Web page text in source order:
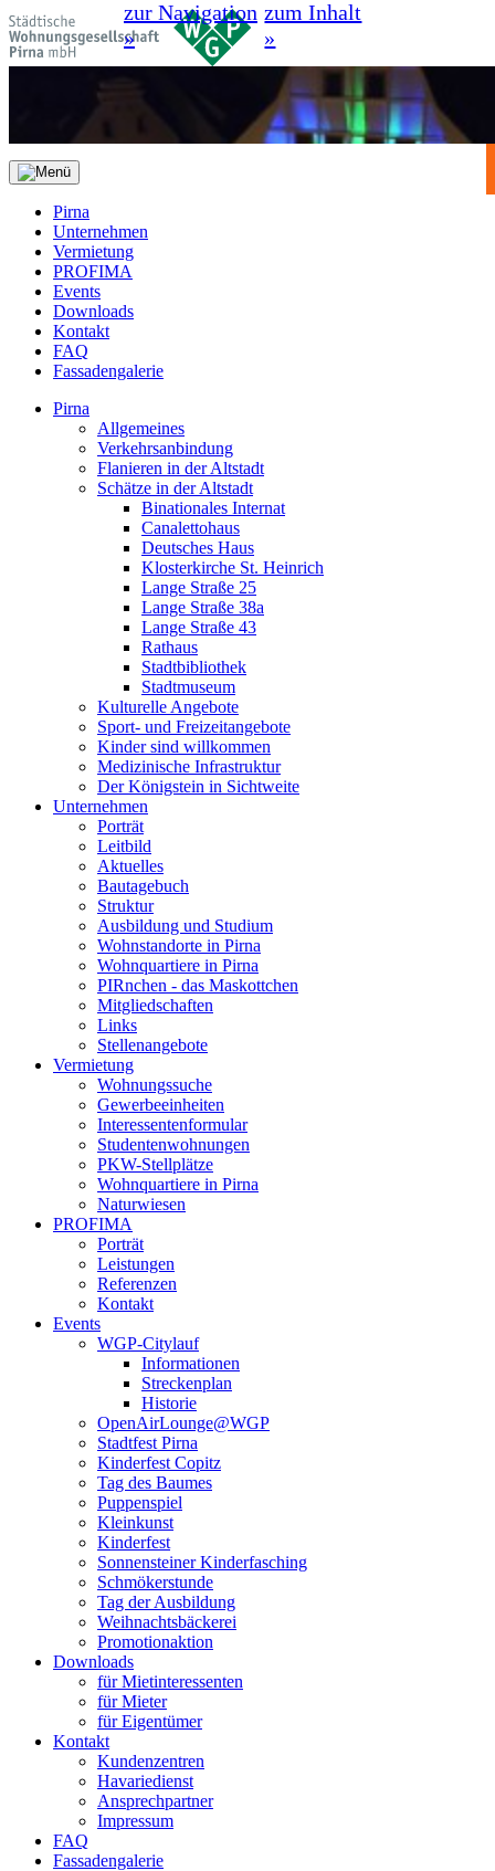
zur Navigation
»
zum Inhalt
»
Pirna
Unternehmen
Vermietung
PROFIMA
Events
Downloads
Kontakt
FAQ
Fassadengalerie
Pirna
Allgemeines
Verkehrsanbindung
Flanieren in der Altstadt
Schätze in der Altstadt
Binationales Internat
Canalettohaus
Deutsches Haus
Klosterkirche St. Heinrich
Lange Straße 25
Lange Straße 38a
Lange Straße 43
Rathaus
Stadtbibliothek
Stadtmuseum
Kulturelle Angebote
Sport- und Freizeitangebote
Kinder sind willkommen
Medizinische Infrastruktur
Der Königstein in Sichtweite
Unternehmen
Porträt
Leitbild
Aktuelles
Bautagebuch
Struktur
Ausbildung und Studium
Wohnstandorte in Pirna
Wohnquartiere in Pirna
PIRnchen - das Maskottchen
Mitgliedschaften
Links
Stellenangebote
Vermietung
Wohnungssuche
Gewerbeeinheiten
Interessentenformular
Studentenwohnungen
PKW-Stellplätze
Wohnquartiere in Pirna
Naturwiesen
PROFIMA
Porträt
Leistungen
Referenzen
Kontakt
Events
WGP-Citylauf
Informationen
Streckenplan
Historie
OpenAirLounge@WGP
Stadtfest Pirna
Kinderfest Copitz
Tag des Baumes
Puppenspiel
Kleinkunst
Kinderfest
Sonnensteiner Kinderfasching
Schmökerstunde
Tag der Ausbildung
Weihnachtsbäckerei
Promotionaktion
Downloads
für Mietinteressenten
für Mieter
für Eigentümer
Kontakt
Kundenzentren
Havariedienst
Ansprechpartner
Impressum
FAQ
Fassadengalerie